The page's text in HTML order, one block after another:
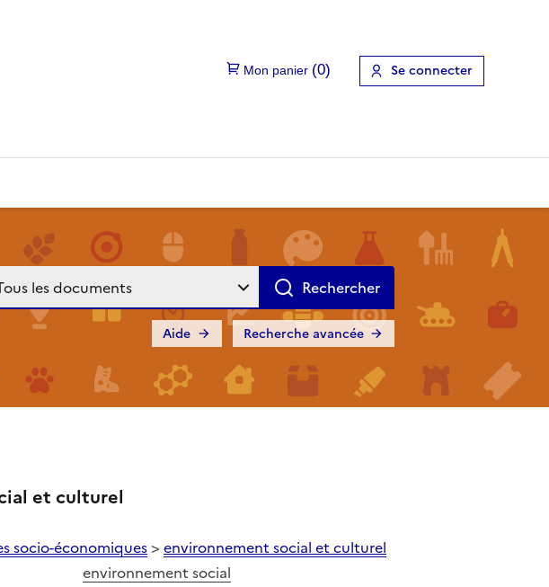
Se connecter
Recherche avancée
Aide
et culturel
socio-économiques> environnement social et culturel
environnement social